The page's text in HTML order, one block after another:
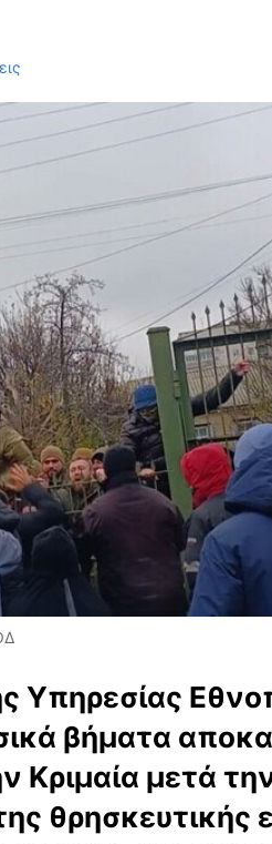
Υπηρεσίας
βήματα
Κριμαία μετά
θρησκευτικής